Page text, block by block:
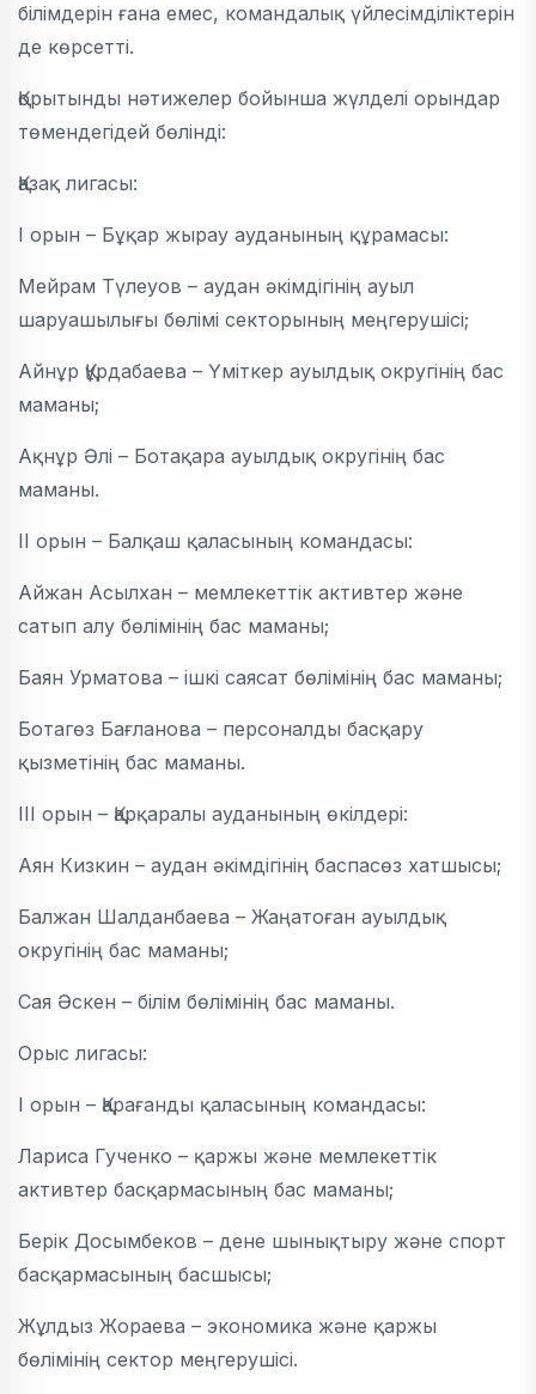
білімдерін ғана емес, командалық үйлесімділіктерін
де көрсетті.
Қорытынды нәтижелер бойынша жүлделі орындар
төмендегідей бөлінді:
Қазақ лигасы:
I орын – Бұқар жырау ауданының құрамасы:
Мейрам Түлеуов – аудан әкімдігінің ауыл
шаруашылығы бөлімі секторының меңгерушісі;
Айнұр Құрдабаева – Үміткер ауылдық округінің бас
маманы;
Ақнұр Әлі – Ботақара ауылдық округінің бас
маманы.
II орын – Балқаш қаласының командасы:
Айжан Асылхан – мемлекеттік активтер және
сатып алу бөлімінің бас маманы;
Баян Урматова – ішкі саясат бөлімінің бас маманы;
Ботагөз Бағланова – персоналды басқару
қызметінің бас маманы.
III орын – Қарқаралы ауданының өкілдері:
Аян Кизкин – аудан әкімдігінің баспасөз хатшысы;
Балжан Шалданбаева – Жаңатоған ауылдық
округінің бас маманы;
Сая Әскен – білім бөлімінің бас маманы.
Орыс лигасы:
I орын – Қарағанды қаласының командасы:
Лариса Гученко – қаржы және мемлекеттік
активтер басқармасының бас маманы;
Берік Досымбеков – дене шынықтыру және спорт
басқармасының басшысы;
Жұлдыз Жораева – экономика және қаржы
бөлімінің сектор меңгерушісі.